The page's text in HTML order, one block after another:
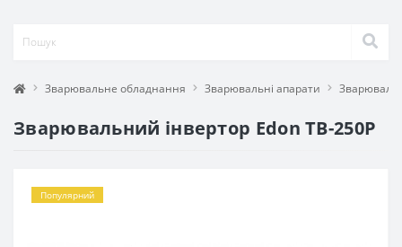
Зварювальне обладнання Зварювальні апарати
Зварювальний інвертор Edon TB-250P
Популярний